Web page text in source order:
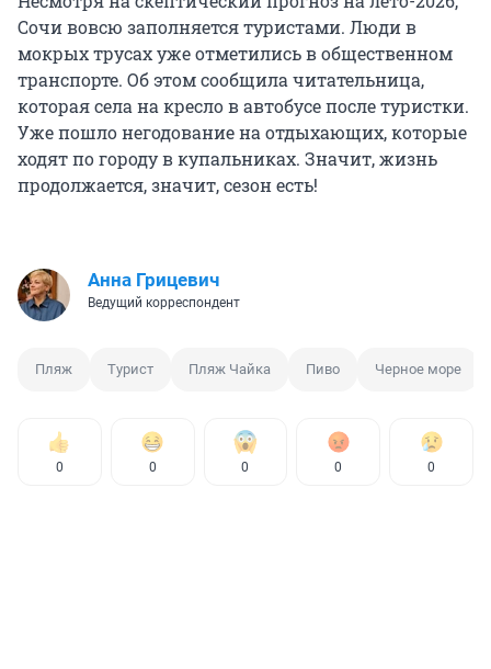
Сочи вовсю заполняется туристами. Люди в
мокрых трусах уже отметились в общественном
транспорте. Об этом сообщила читательница,
которая села на кресло в автобусе после туристки.
Уже пошло негодование на отдыхающих, которые
ходят по городу в купальниках. Значит, жизнь
продолжается, значит, сезон есть!
Анна Грицевич
Ведущий корреспондент
Пляж Турист Пляж Чайка Пиво Черное море
0 0 0 0 0